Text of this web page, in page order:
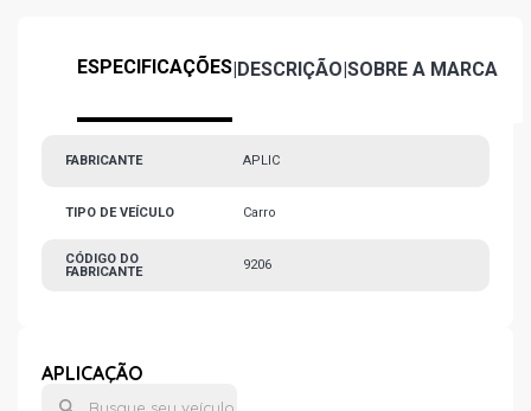
ESPECIFICAÇÕES|DESCRIÇÃO|SOBRE A MARCA
FABRICANTE APLIC
TIPO DE VEÍCULO Carro
CÓDIGO DO
FABRICANTE
9206
APLICAÇÃO